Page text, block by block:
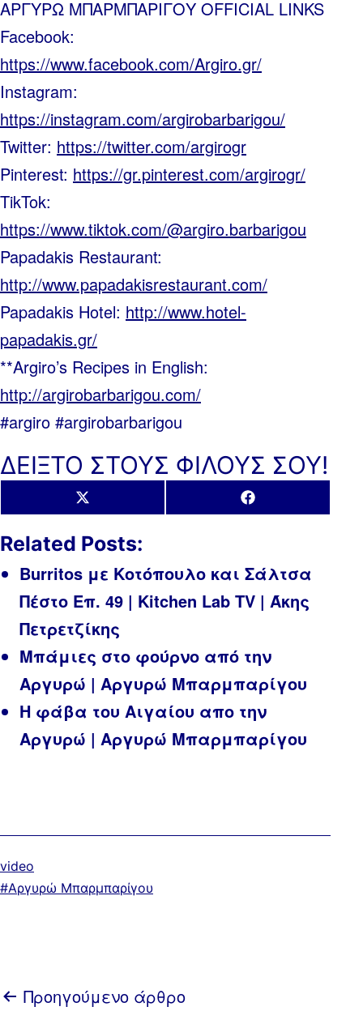
ΑΡΓΥΡΩ ΜΠΑΡΜΠΑΡΙΓΟΥ OFFICIAL LINKS
Facebook:
https://www.facebook.com/Argiro.gr/
Instagram:
https://instagram.com/argirobarbarigou/
Twitter: https://twitter.com/argirogr
Pinterest: https://gr.pinterest.com/argirogr/
TikTok:
https://www.tiktok.com/@argiro.barbarigou
Papadakis Restaurant:
http://www.papadakisrestaurant.com/
Papadakis Hotel: http://www.hotel-
papadakis.gr/
**Argiro’s Recipes in English:
http://argirobarbarigou.com/
#argiro #argirobarbarigou
ΔΕΙΞΤΟ ΣΤΟΥΣ ΦΙΛΟΥΣ ΣΟΥ!
Share
on
X
(Twitter)
Share
on
Facebook
Related Posts:
Burritos με Κοτόπουλο και Σάλτσα
Πέστο Επ. 49 | Kitchen Lab TV | Άκης
Πετρετζίκης
Μπάμιες στο φούρνο από την
Αργυρώ | Αργυρώ Μπαρμπαρίγου
Η φάβα του Αιγαίου απο την
Αργυρώ | Αργυρώ Μπαρμπαρίγου
Κατηγοριοποιημένα
ως
video
ΜεΑργυρώ Μπαρμπαρίγου
Πλοήγηση
Προηγούμενο άρθρο